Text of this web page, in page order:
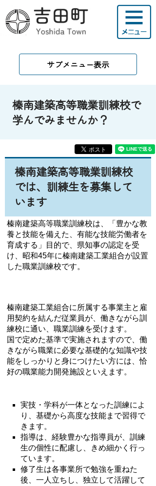
サブメニュー表示
榛南建築高等職業訓練校で
学んでみませんか？
榛南建築高等職業訓練校
では、訓練生を募集して
います
榛南建築高等職業訓練校は、「豊かな教
養と技能を備えた、有能な技能労働者を
育成する」目的で、県知事の認定を受
け、昭和45年に榛南建築工業組合が設置
した職業訓練校です。
榛南建築工業組合に所属する事業主と雇
用契約を結んだ従業員が、働きながら訓
練校に通い、職業訓練を受けます。
国で定めた基準で実施されますので、働
きながら職業に必要な基礎的な知識や技
能をしっかりと身につけたい方には、恰
好の職業能力開発施設といえます。
実技・学科が一体となった訓練によ
り、基礎から高度な技能まで習得で
きます。
指導は、経験豊かな指導員が、訓練
生の個性に配慮し、きめ細かく行っ
ています。
修了生は各事業所で勉強を重ねた
後、一人立ちし、独立して活躍して